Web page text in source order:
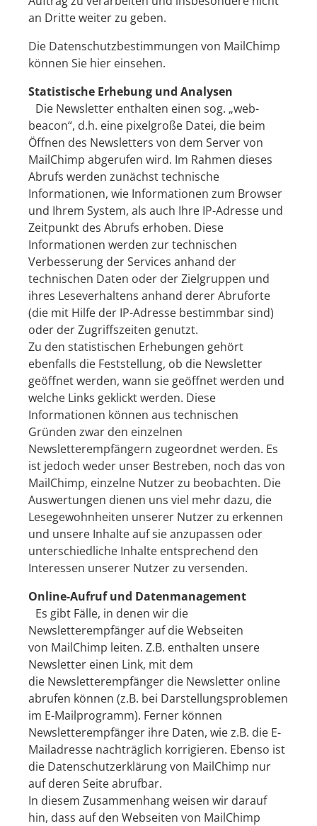
an Dritte weiter zu geben.
Die Datenschutzbestimmungen von MailChimp
können Sie hier einsehen.
Statistische Erhebung und Analysen
Die Newsletter enthalten einen sog. „web-
beacon“, d.h. eine pixelgroße Datei, die beim
Öffnen des Newsletters von dem Server von
MailChimp abgerufen wird. Im Rahmen dieses
Abrufs werden zunächst technische
Informationen, wie Informationen zum Browser
und Ihrem System, als auch Ihre IP-Adresse und
Zeitpunkt des Abrufs erhoben. Diese
Informationen werden zur technischen
Verbesserung der Services anhand der
technischen Daten oder der Zielgruppen und
ihres Leseverhaltens anhand derer Abruforte
(die mit Hilfe der IP-Adresse bestimmbar sind)
oder der Zugriffszeiten genutzt.
Zu den statistischen Erhebungen gehört
ebenfalls die Feststellung, ob die Newsletter
geöffnet werden, wann sie geöffnet werden und
welche Links geklickt werden. Diese
Informationen können aus technischen
Gründen zwar den einzelnen
Newsletterempfängern zugeordnet werden. Es
ist jedoch weder unser Bestreben, noch das von
MailChimp, einzelne Nutzer zu beobachten. Die
Auswertungen dienen uns viel mehr dazu, die
Lesegewohnheiten unserer Nutzer zu erkennen
und unsere Inhalte auf sie anzupassen oder
unterschiedliche Inhalte entsprechend den
Interessen unserer Nutzer zu versenden.
Online-Aufruf und Datenmanagement
Es gibt Fälle, in denen wir die
Newsletterempfänger auf die Webseiten
von MailChimp leiten. Z.B. enthalten unsere
Newsletter einen Link, mit dem
die Newsletterempfänger die Newsletter online
abrufen können (z.B. bei Darstellungsproblemen
im E-Mailprogramm). Ferner können
Newsletterempfänger ihre Daten, wie z.B. die E-
Mailadresse nachträglich korrigieren. Ebenso ist
die Datenschutzerklärungvon MailChimp nur
auf deren Seite abrufbar.
In diesem Zusammenhang weisen wir darauf
hin, dass auf den Webseiten von MailChimp